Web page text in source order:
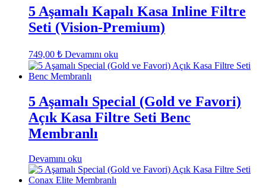
5 Aşamalı Kapalı Kasa Inline Filtre
Seti (Vision-Premium)
749,00 ₺ Devamını oku
5 Aşamalı Special (Gold ve Favori)
Açık Kasa Filtre Seti Benc
Membranlı
Devamını oku